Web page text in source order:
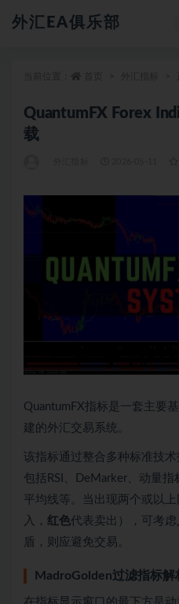
外汇EA俱乐部
QuantumFX Forex
载
QuantumFX指标是一套主要
建的外汇交易系统。
该指标通过整合多种标准技术
包括RSI、DeMarker、动量
平均线等。当出现两个或以上
入， 红色代表卖出），可考
盾，则应避免交易。
MadroGolden过滤指标解